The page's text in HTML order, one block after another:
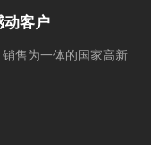
动客户
售为一体的国家高新